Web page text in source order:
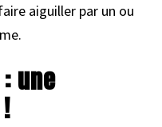
aiguiller par un ou
une